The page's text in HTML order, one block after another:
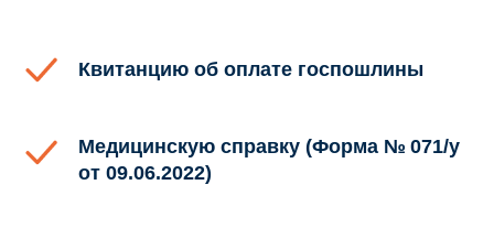
Квитанцию об оплате госпошлины
Медицинскую справку (Форма № 071/у
от 09.06.2022)